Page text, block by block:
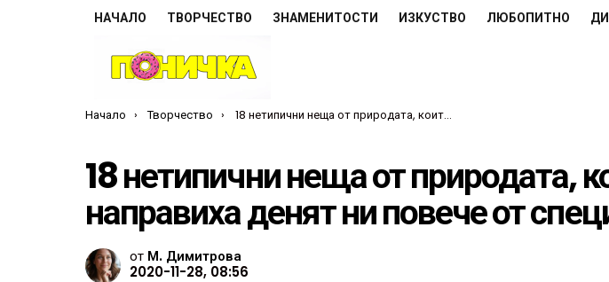
НАЧАЛО ТВОРЧЕСТВО ЗНАМЕНИТОСТИ ИЗКУСТВО ЛЮБОПИТНО
Ти си тук:
Начало Творчество 18 нетипични неща от природата, които направиха денят ни повече от специален
18 нетипични неща от природата,
направиха денят ни повече от
от М. Димитрова
2020-11-28, 08:56